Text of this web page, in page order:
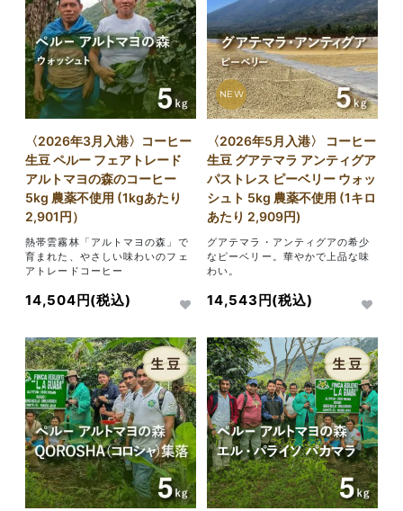
〈2026年3月入港〉コーヒー
生豆 ペルー フェアトレード
アルトマヨの森のコーヒー
5kg 農薬不使用 (1kgあたり
2,901円）
熱帯雲霧林「アルトマヨの森」で
育まれた、やさしい味わいのフェ
アトレードコーヒー
14,504円(税込)
NEW
〈2026年5月入港〉 コーヒー
生豆 グアテマラ アンティグア
パストレス ピーベリー ウォッ
シュト 5kg 農薬不使用 (1キロ
あたり 2,909円)
グアテマラ・アンティグアの希少
なピーベリー。華やかで上品な味
わい。
14,543円(税込)